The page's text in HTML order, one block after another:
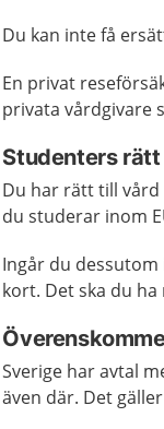
Du kan inte få
En privat
privata vårdgivare
Studenters
Du har rätt till vård
du studerar inom
Ingår du dessutom
kort. Det ska du
Sverige har avtal
även där. Det